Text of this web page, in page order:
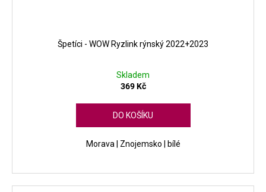
Špetíci - WOW Ryzlink rýnský 2022+2023
Skladem
369 Kč
DO KOŠÍKU
Morava | Znojemsko | bílé